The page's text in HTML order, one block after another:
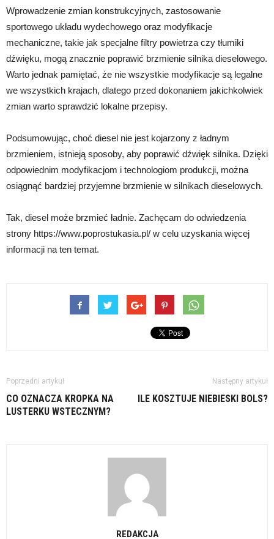
Wprowadzenie zmian konstrukcyjnych, zastosowanie
sportowego układu wydechowego oraz modyfikacje
mechaniczne, takie jak specjalne filtry powietrza czy tłumiki
dźwięku, mogą znacznie poprawić brzmienie silnika dieselowego.
Warto jednak pamiętać, że nie wszystkie modyfikacje są legalne
we wszystkich krajach, dlatego przed dokonaniem jakichkolwiek
zmian warto sprawdzić lokalne przepisy.
Podsumowując, choć diesel nie jest kojarzony z ładnym
brzmieniem, istnieją sposoby, aby poprawić dźwięk silnika. Dzięki
odpowiednim modyfikacjom i technologiom produkcji, można
osiągnąć bardziej przyjemne brzmienie w silnikach dieselowych.
Tak, diesel może brzmieć ładnie. Zachęcam do odwiedzenia
strony https://www.poprostukasia.pl/ w celu uzyskania więcej
informacji na ten temat.
Poprzedni artykuł
CO OZNACZA KROPKA NA
LUSTERKU WSTECZNYM?
Następny artykuł
ILE KOSZTUJE NIEBIESKI BOLS?
REDAKCJA